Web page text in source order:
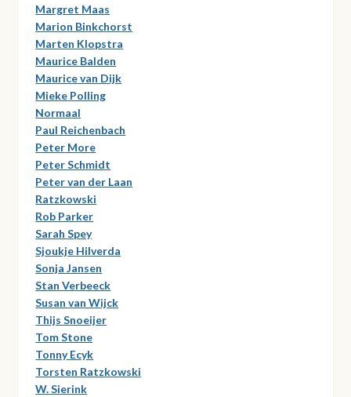
Margret Maas
Marion Binkchorst
Marten Klopstra
Maurice Balden
Maurice van Dijk
Mieke Polling
Normaal
Paul Reichenbach
Peter More
Peter Schmidt
Peter van der Laan
Ratzkowski
Rob Parker
Sarah Spey
Sjoukje Hilverda
Sonja Jansen
Stan Verbeeck
Susan van Wijck
Thijs Snoeijer
Tom Stone
Tonny Ecyk
Torsten Ratzkowski
W. Sierink